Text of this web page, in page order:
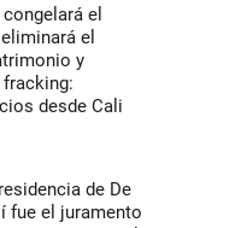
el
el
y
desde Cali
de De
fue el juramento